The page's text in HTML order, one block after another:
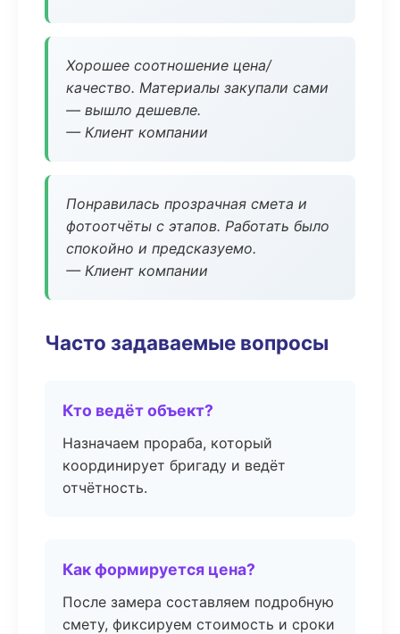
Хорошее соотношение цена/
качество. Материалы закупали сами
— вышло дешевле.
— Клиент компании
Понравилась прозрачная смета и
фотоотчёты с этапов. Работать было
спокойно и предсказуемо.
— Клиент компании
Часто задаваемые вопросы
Кто ведёт объект?
Назначаем прораба, который
координирует бригаду и ведёт
отчётность.
Как формируется цена?
После замера составляем подробную
смету, фиксируем стоимость и сроки